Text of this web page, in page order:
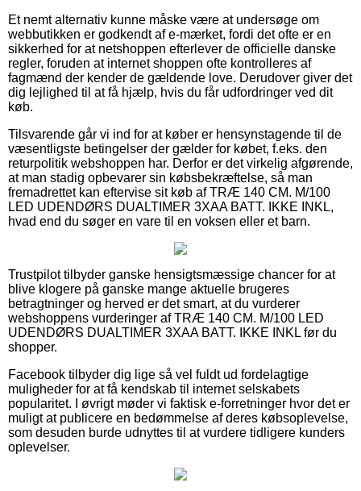
Et nemt alternativ kunne måske være at undersøge om
webbutikken er godkendt af e-mærket, fordi det ofte er en
sikkerhed for at netshoppen efterlever de officielle danske
regler, foruden at internet shoppen ofte kontrolleres af
fagmænd der kender de gældende love. Derudover giver det
dig lejlighed til at få hjælp, hvis du får udfordringer ved dit
køb.
Tilsvarende går vi ind for at køber er hensynstagende til de
væsentligste betingelser der gælder for købet, f.eks. den
returpolitik webshoppen har. Derfor er det virkelig afgørende,
at man stadig opbevarer sin købsbekræftelse, så man
fremadrettet kan eftervise sit køb af TRÆ 140 CM. M/100
LED UDENDØRS DUALTIMER 3XAA BATT. IKKE INKL,
hvad end du søger en vare til en voksen eller et barn.
Trustpilot tilbyder ganske hensigtsmæssige chancer for at
blive klogere på ganske mange aktuelle brugeres
betragtninger og herved er det smart, at du vurderer
webshoppens vurderinger af TRÆ 140 CM. M/100 LED
UDENDØRS DUALTIMER 3XAA BATT. IKKE INKL før du
shopper.
Facebook tilbyder dig lige så vel fuldt ud fordelagtige
muligheder for at få kendskab til internet selskabets
popularitet. I øvrigt møder vi faktisk e-forretninger hvor det er
muligt at publicere en bedømmelse af deres købsoplevelse,
som desuden burde udnyttes til at vurdere tidligere kunders
oplevelser.